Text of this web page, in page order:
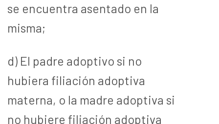
se encuentra asentado en la
misma;
d) El padre adoptivo si no
hubiera filiación adoptiva
materna, o la madre adoptiva si
no hubiere filiación adoptiva